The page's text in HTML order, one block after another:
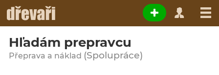
Hľadám prepravcu
Přeprava a náklad (Spolupráce)